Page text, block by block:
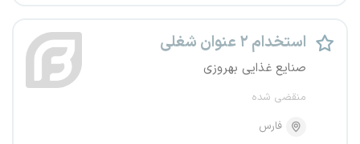
استخدام ۲ عنوان شغلی
صنایع غذایی بهروزی
منقضی شده
فارس